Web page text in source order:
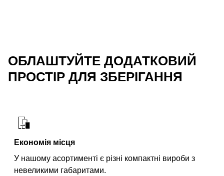
ОБЛАШТУЙТЕ ДОДАТКОВИЙ
ПРОСТІР ДЛЯ ЗБЕРІГАННЯ
Економія місця
У нашому асортименті є різні компактні вироби з
невеликими габаритами.